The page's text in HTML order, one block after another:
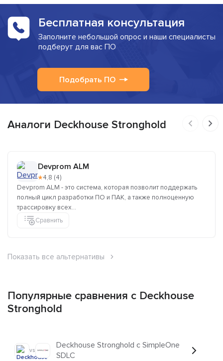
Бесплатная консультация
Заполните небольшой опрос и наши специалисты
подберут для вас ПО
Подобрать ПО
Аналоги Deckhouse Stronghold
Devprom ALM
★4,8 (4)
Devprom ALM - это система, которая позволит поддержать
полный цикл разработки ПО и ПАК, а также полноценную
трассировку всех...
Сравнить
Показать все альтернативы
Популярные сравнения с Deckhouse
Stronghold
vs
Deckhouse Stronghold с SimpleOne
SDLC